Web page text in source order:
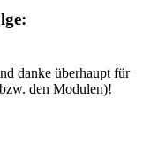
danke überhaupt für
den Modulen)!